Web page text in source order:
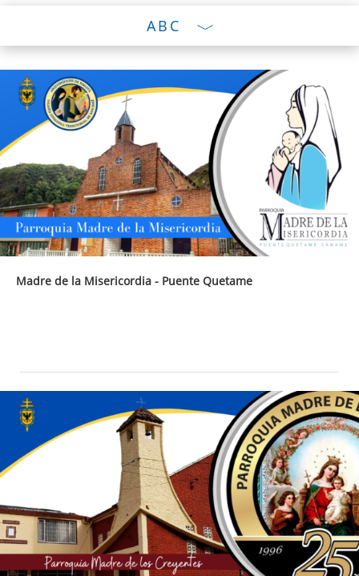
ABC
Madre de la Misericordia - Puente Quetame